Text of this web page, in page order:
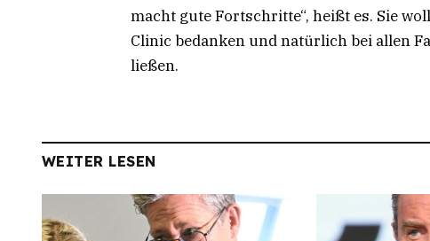
macht gute Fortschritte“, heißt es. Sie
Clinic bedanken und natürlich bei allen
ließen.
WEITER LESEN